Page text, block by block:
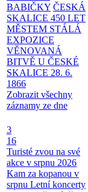
BABIČKY ČESKÁ
SKALICE 450 LET
MĚSTEM STÁLÁ
EXPOZICE
VĚNOVANÁ
BITVĚ U ČESKÉ
SKALICE 28. 6.
1866
Zobrazit všechny
záznamy ze dne
3
16
Turisté zvou na své
akce v srpnu 2026
Kam za kopanou v
srpnu Letní koncerty